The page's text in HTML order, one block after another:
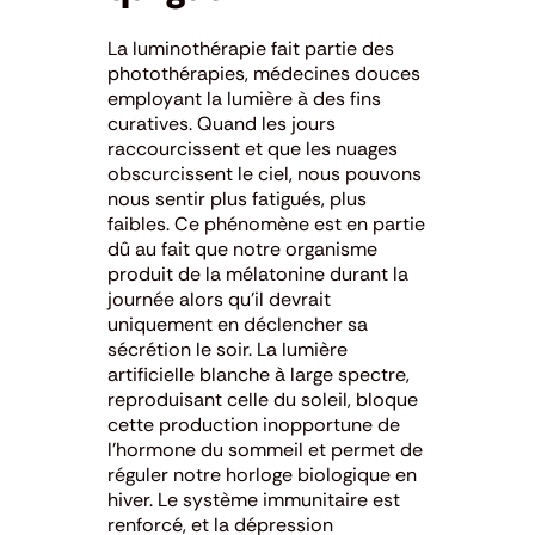
La luminothérapie fait partie des
photothérapies, médecines douces
employant la lumière à des fins
curatives. Quand les jours
raccourcissent et que les nuages
obscurcissent le ciel, nous pouvons
nous sentir plus fatigués, plus
faibles. Ce phénomène est en partie
dû au fait que notre organisme
produit de la mélatonine durant la
journée alors qu’il devrait
uniquement en déclencher sa
sécrétion le soir. La lumière
artificielle blanche à large spectre,
reproduisant celle du soleil, bloque
cette production inopportune de
l’hormone du sommeil et permet de
réguler notre horloge biologique en
hiver. Le système immunitaire est
renforcé, et la dépression